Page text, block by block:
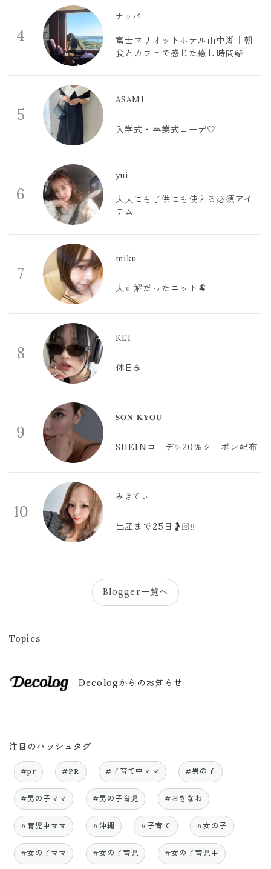
4
ナッパ
富士マリオットホテル山中湖｜朝
食とカフェで感じた癒し時間🍃
5
ASAMI
入学式・卒業式コーデ🤍
6
yui
大人にも子供にも使える必須アイ
テム
7
miku
大正解だったニット🐏
8
KEI
休日☕️
9
𝐒𝐎𝐍 𝐊𝐘𝐎𝐔
SHEINコーデ✨20%クーポン配布
10
みきてぃ
出産まで25日🤰🏻‼️
Blogger一覧へ
Topics
Decologからのお知らせ
注目のハッシュタグ
#pr #PR #子育て中ママ #男の子
#男の子ママ #男の子育児 #おきなわ
#育児中ママ #沖縄 #子育て #女の子
#女の子ママ #女の子育児 #女の子育児中